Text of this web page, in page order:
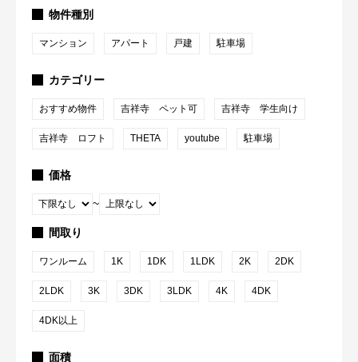
物件種別
マンション アパート 戸建 駐車場
カテゴリー
おすすめ物件 吉祥寺 ペット可 吉祥寺 学生向け
吉祥寺 ロフト THETA youtube 駐車場
価格
~
間取り
ワンルーム 1K 1DK 1LDK 2K 2DK
2LDK 3K 3DK 3LDK 4K 4DK
4DK以上
面積